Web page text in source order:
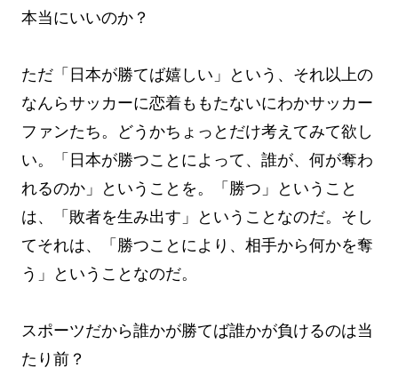
本当にいいのか？
ただ「日本が勝てば嬉しい」という、それ以上の
なんらサッカーに恋着ももたないにわかサッカー
ファンたち。どうかちょっとだけ考えてみて欲し
い。「日本が勝つことによって、誰が、何が奪わ
れるのか」ということを。「勝つ」ということ
は、「敗者を生み出す」ということなのだ。そし
てそれは、「勝つことにより、相手から何かを奪
う」ということなのだ。
スポーツだから誰かが勝てば誰かが負けるのは当
たり前？